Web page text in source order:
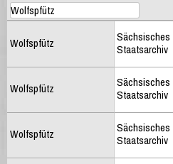
Wolfspfütz
Sächsisches
Staatsarchiv
Wolfspfütz
Sächsisches
Staatsarchiv
Wolfspfütz
Sächsisches
Staatsarchiv